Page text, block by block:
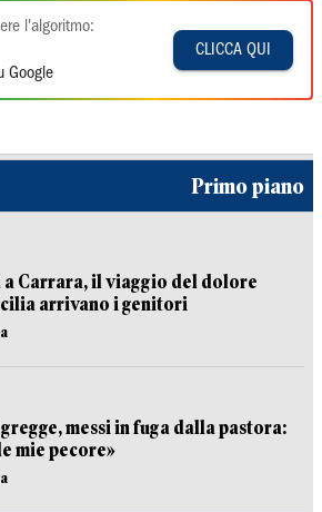
l'algoritmo:
Google
CLICCA QUI
Primo piano
Carrara, il viaggio del dolore
arrivano i genitori
messi in fuga dalla pastora:
mie pecore»